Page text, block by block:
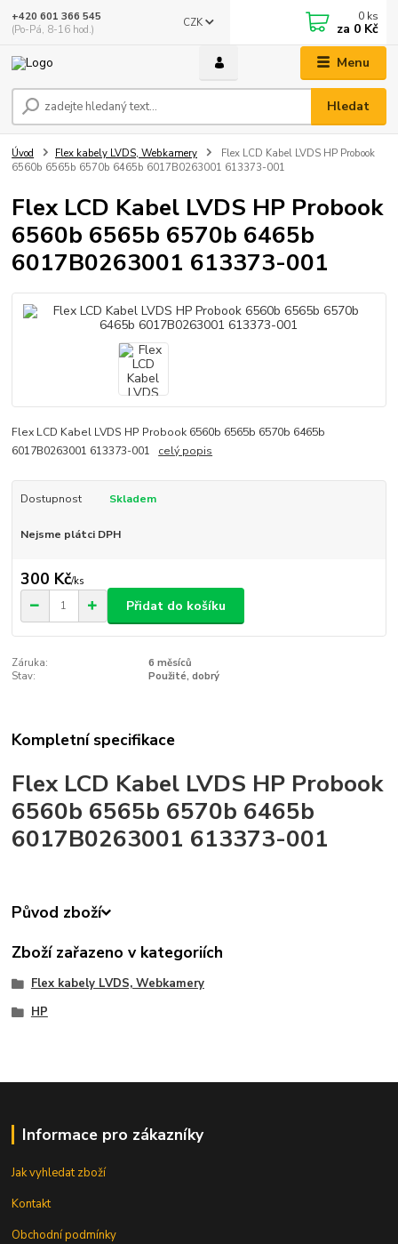
Menu
CZK
Hledat
+420 601 366 545
(Po-Pá, 8-16 hod.)
0 ks
za 0 Kč
Úvod Flex kabely LVDS, Webkamery
Flex LCD Kabel LVDS HP Probook
6560b 6565b 6570b 6465b 6017B0263001 613373-001
Flex LCD Kabel LVDS HP Probook
6560b 6565b 6570b 6465b
6017B0263001 613373-001
Flex LCD Kabel LVDS HP Probook 6560b 6565b 6570b 6465b
6017B0263001 613373-001 celý popis
Dostupnost Skladem
Nejsme plátci DPH
300 Kč/ks
Přidat do košíku
Záruka:
6 měsíců
Stav:
Použité, dobrý
Kompletní specifikace
Flex LCD Kabel LVDS HP Probook
6560b 6565b 6570b 6465b
6017B0263001 613373-001
Původ zboží
Zboží zařazeno v kategoriích
Flex kabely LVDS, Webkamery
HP
Informace pro zákazníky
Jak vyhledat zboží
Kontakt
Obchodní podmínky